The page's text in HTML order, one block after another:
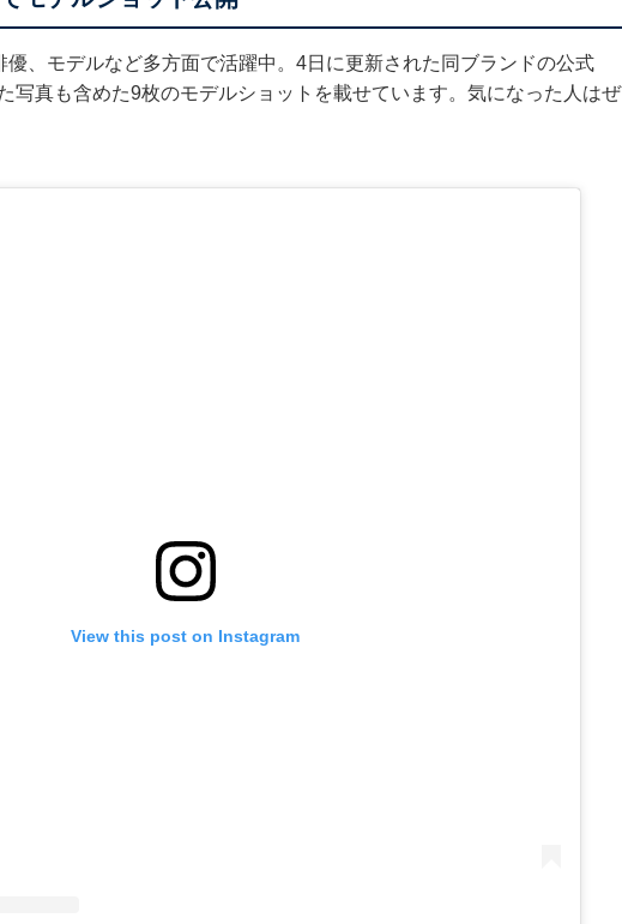
、モデルなど多方面で活躍中。4日に更新された同ブランドの公式
写真も含めた9枚のモデルショットを載せています。気になった人はぜ
View this post on Instagram